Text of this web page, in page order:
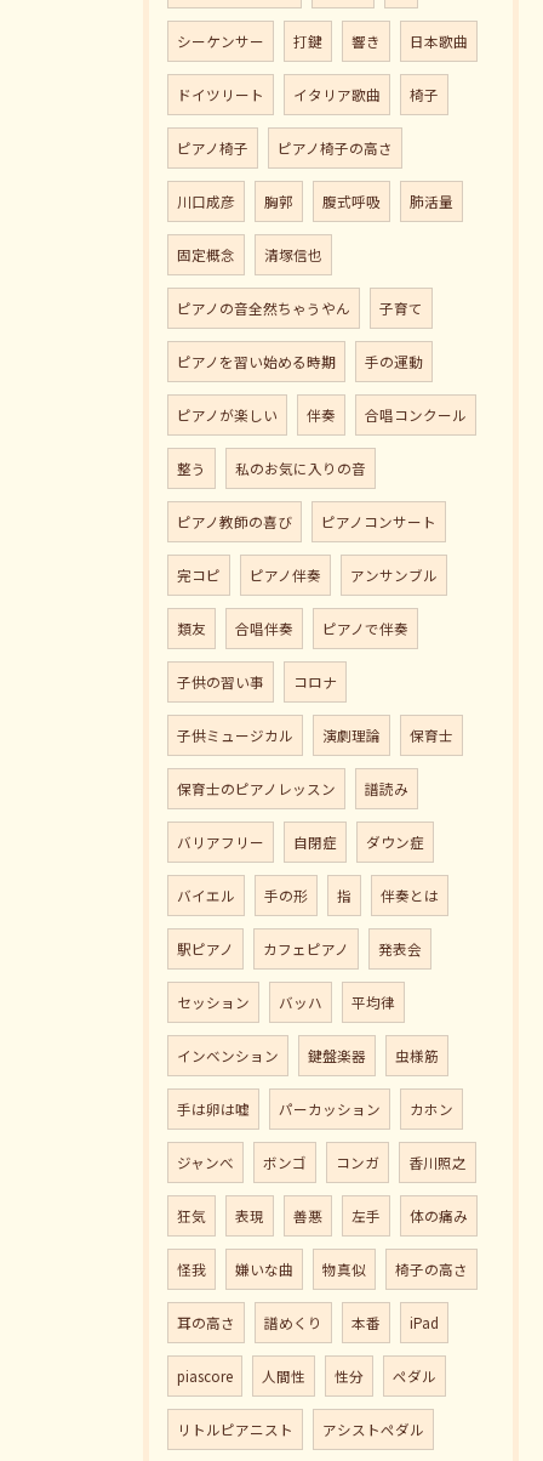
シーケンサー 打鍵 響き 日本歌曲
ドイツリート イタリア歌曲 椅子
ピアノ椅子 ピアノ椅子の高さ
川口成彦 胸郭 腹式呼吸 肺活量
固定概念 清塚信也
ピアノの音全然ちゃうやん 子育て
ピアノを習い始める時期 手の運動
ピアノが楽しい 伴奏 合唱コンクール
整う 私のお気に入りの音
ピアノ教師の喜び ピアノコンサート
完コピ ピアノ伴奏 アンサンブル
類友 合唱伴奏 ピアノで伴奏
子供の習い事 コロナ
子供ミュージカル 演劇理論 保育士
保育士のピアノレッスン 譜読み
バリアフリー 自閉症 ダウン症
バイエル 手の形 指 伴奏とは
駅ピアノ カフェピアノ 発表会
セッション バッハ 平均律
インベンション 鍵盤楽器 虫様筋
手は卵は嘘 パーカッション カホン
ジャンべ ボンゴ コンガ 香川照之
狂気 表現 善悪 左手 体の痛み
怪我 嫌いな曲 物真似 椅子の高さ
耳の高さ 譜めくり 本番 iPad
piascore 人間性 性分 ペダル
リトルピアニスト アシストペダル